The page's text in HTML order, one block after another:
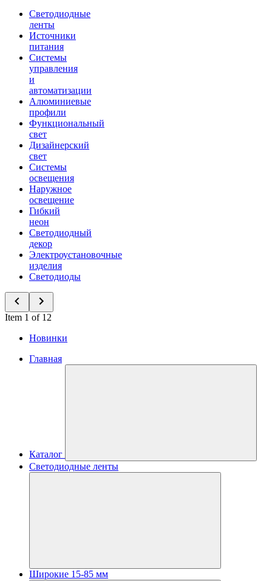
Светодиодные
ленты
Источники
питания
Системы
управления
и
автоматизации
Алюминиевые
профили
Функциональный
свет
Дизайнерский
свет
Системы
освещения
Наружное
освещение
Гибкий
неон
Светодиодный
декор
Электроустановочные
изделия
Светодиоды
Item 1 of 12
Новинки
Главная
Каталог
Светодиодные ленты
Широкие 15-85 мм